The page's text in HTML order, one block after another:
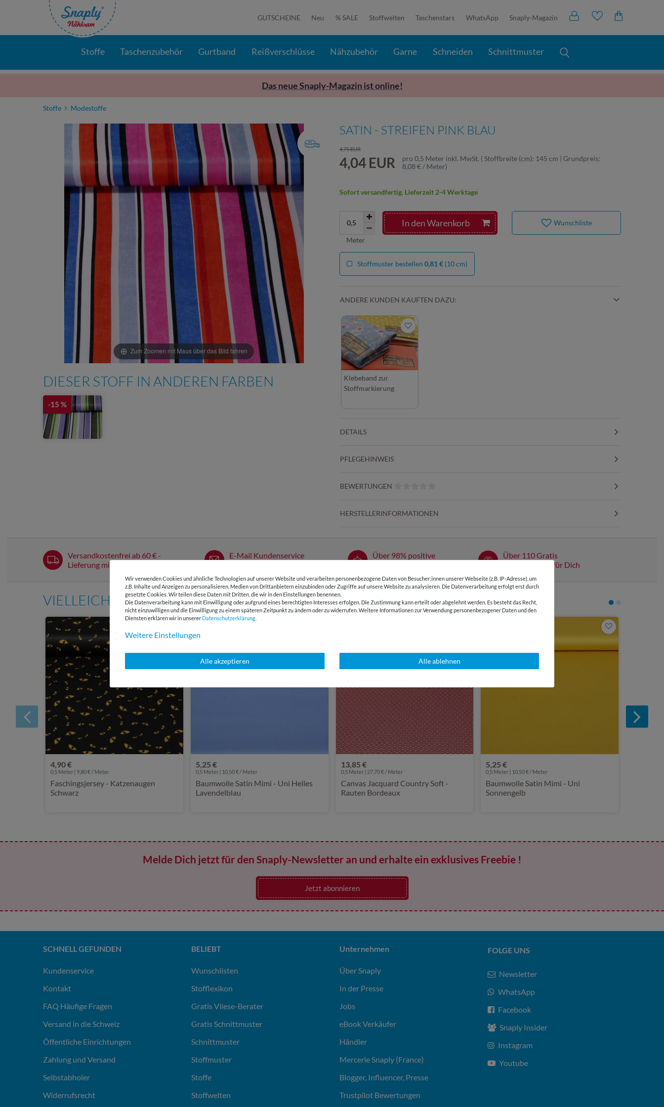
GUTSCHEINE Neu % SALE Stoffwelten Taschenstars WhatsApp Snaply-Magazin
Stoffe Taschenzubehör Gurtband Reißverschlüsse Nähzubehör Garne Schneiden Schnittmuster
Das neue Snaply-Magazin ist online!
Stoffe Modestoffe
Zum Zoomen mit Maus über das Bild fahren
DIESER STOFF IN ANDEREN FARBEN
-15 %
SATIN - STREIFEN PINK BLAU
4,75 EUR
4,04 EUR pro 0,5 Meter inkl. MwSt. ( Stoffbreite (cm): 145 cm | Grundpreis:
8,08 € / Meter)
In den Warenkorb
Meter
Sofort versandfertig, Lieferzeit 2-4 Werktage
Wunschliste
Stoffmuster bestellen 0,81 € (10 cm)
ANDERE KUNDEN KAUFTEN DAZU:
Klebeband zur
Stoffmarkierung
DETAILS
PFLEGEHINWEIS
BEWERTUNGEN
HERSTELLERINFORMATIONEN
Versandkostenfrei ab 60 € -
Lieferung mit DHL
E-Mail Kundenservice
Über 98% positive
Über 110 Gratis
Schnittmuster für Dich
VIELLEICHT AUCH INTERESSANT
4,90 €
0,5 Meter | 9,80 € / Meter
Faschingsjersey - Katzenaugen
Schwarz
5,25 €
0,5 Meter | 10,50 € / Meter
Baumwolle Satin Mimi - Uni Helles
Lavendelblau
13,85 €
0,5 Meter | 27,70 € / Meter
Canvas Jacquard Country Soft -
Rauten Bordeaux
5,25 €
0,5 Meter | 10,50 € / Meter
Baumwolle Satin Mimi - Uni
Sonnengelb
Melde Dich jetzt für den Snaply-Newsletter an und erhalte ein exklusives Freebie !
Jetzt abonnieren
Wir verwenden Cookies und ähnliche Technologien auf unserer Website und verarbeiten personenbezogene Daten von Besucher:innen unserer Webseite (z.B. IP-Adresse), um
z.B. Inhalte und Anzeigen zu personalisieren, Medien von Drittanbietern einzubinden oder Zugriffe auf unsere Website zu analysieren. Die Datenverarbeitung erfolgt erst durch
gesetzte Cookies. Wir teilen diese Daten mit Dritten, die wir in den Einstellungen benennen.
Die Datenverarbeitung kann mit Einwilligung oder aufgrund eines berechtigten Interesses erfolgen. Die Zustimmung kann erteilt oder abgelehnt werden. Es besteht das Recht,
nicht einzuwilligen und die Einwilligung zu einem späteren Zeitpunkt zu ändern oder zu widerrufen. Weitere Informationen zur Verwendung personenbezogener Daten und den
Diensten erklären wir in unserer Daten­schutz­erklärung
Weitere Einstellungen
Alle akzeptieren Alle ablehnen
SCHNELL GEFUNDEN
Kundenservice
Kontakt
FAQ Häufige Fragen
Versand in die Schweiz
Öffentliche Einrichtungen
Zahlung und Versand
Selbstabholer
Widerrufsrecht
BELIEBT
Wunschlisten
Stofflexikon
Gratis Vliese-Berater
Gratis Schnittmuster
Schnittmuster
Stoffmuster
Stoffe
Stoffwelten
Unternehmen
Über Snaply
In der Presse
Jobs
eBook Verkäufer
Händler
Mercerie Snaply (France)
Blogger, Influencer, Presse
Trustpilot Bewertungen
FOLGE UNS
Newsletter
WhatsApp
Facebook
Snaply Insider
Instagram
Youtube